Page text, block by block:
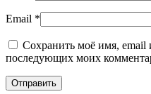
Email *
Сохранить моё имя, email
последующих моих